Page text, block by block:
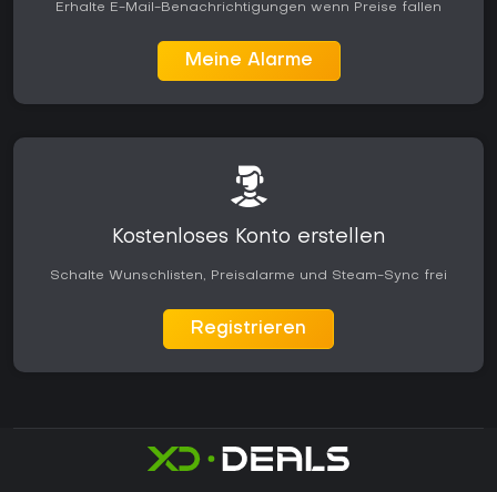
Erhalte E-Mail-Benachrichtigungen wenn Preise fallen
Meine Alarme
Kostenloses Konto erstellen
Schalte Wunschlisten, Preisalarme und Steam-Sync frei
Registrieren